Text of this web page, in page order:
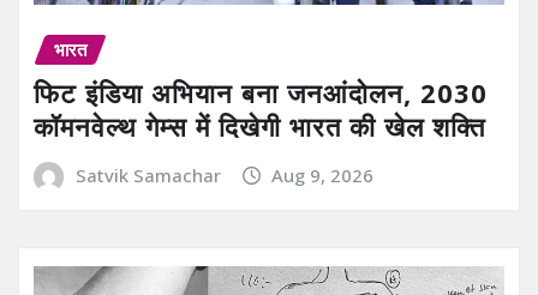
भारत
फिट इंडिया अभियान बना जनआंदोलन, 2030
कॉमनवेल्थ गेम्स में दिखेगी भारत की खेल शक्ति
Satvik Samachar Aug 9, 2026